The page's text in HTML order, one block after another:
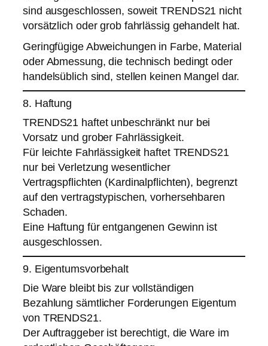
sind ausgeschlossen, soweit TRENDS21 nicht
vorsätzlich oder grob fahrlässig gehandelt hat.
Geringfügige Abweichungen in Farbe, Material
oder Abmessung, die technisch bedingt oder
handelsüblich sind, stellen keinen Mangel dar.
8. Haftung
TRENDS21 haftet unbeschränkt nur bei
Vorsatz und grober Fahrlässigkeit.
Für leichte Fahrlässigkeit haftet TRENDS21
nur bei Verletzung wesentlicher
Vertragspflichten (Kardinalpflichten), begrenzt
auf den vertragstypischen, vorhersehbaren
Schaden.
Eine Haftung für entgangenen Gewinn ist
ausgeschlossen.
9. Eigentumsvorbehalt
Die Ware bleibt bis zur vollständigen
Bezahlung sämtlicher Forderungen Eigentum
von TRENDS21.
Der Auftraggeber ist berechtigt, die Ware im